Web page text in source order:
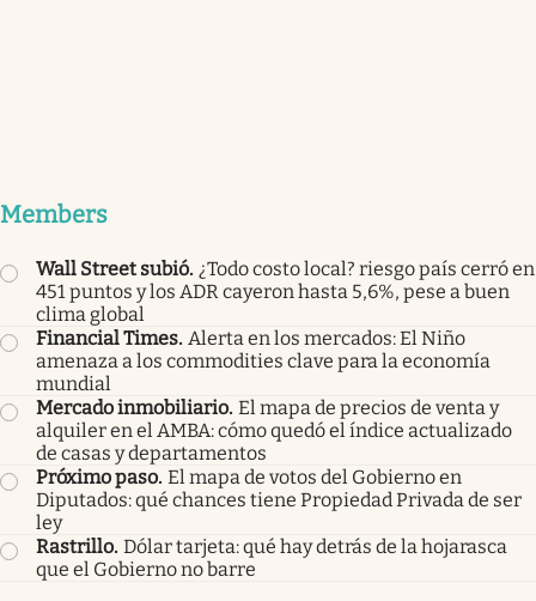
Members
Wall Street subió. ¿Todo costo local? riesgo país cerró en
451 puntos y los ADR cayeron hasta 5,6%, pese a buen
clima global
Financial Times. Alerta en los mercados: El Niño
amenaza a los commodities clave para la economía
mundial
Mercado inmobiliario. El mapa de precios de venta y
alquiler en el AMBA: cómo quedó el índice actualizado
de casas y departamentos
Próximo paso. El mapa de votos del Gobierno en
Diputados: qué chances tiene Propiedad Privada de ser
ley
Rastrillo. Dólar tarjeta: qué hay detrás de la hojarasca
que el Gobierno no barre